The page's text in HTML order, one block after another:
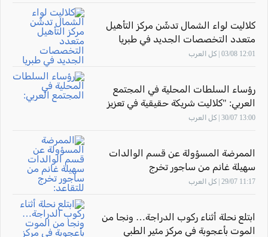
كلاليت لواء الشمال تدشّن مركز التأهيل
متعدد التخصصات الجديد في طبريا
12:01 03/08 | كل العرب
رؤساء السلطات المحلية في المجتمع
العربي: "كلاليت شريكة حقيقية في تعزيز
صحة أهالينا"
13:00 30/07 | كل العرب
الممرضة المسؤولة عن قسم الوالدات
سهيلة غانم من ساجور تخرج
للتقاعد: "أشعر بالفخر لأنني ساهمت في
11:17 29/07 | كل العرب
ابتلع نحلة أثناء ركوب الدراجة… ونجا من
الموت بأعجوبة في مركز مئير الطبي